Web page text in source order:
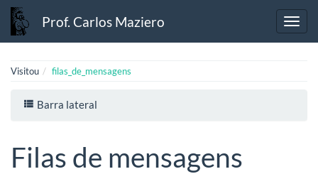
Prof. Carlos Maziero
Visitou filas_de_mensagens
Barra lateral
Filas de mensagens